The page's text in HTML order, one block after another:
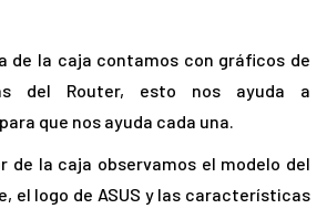
de la caja contamos con gráficos de
del Router, esto nos ayuda a
que nos ayuda cada una.
de la caja observamos el modelo del
el logo de ASUS y las características